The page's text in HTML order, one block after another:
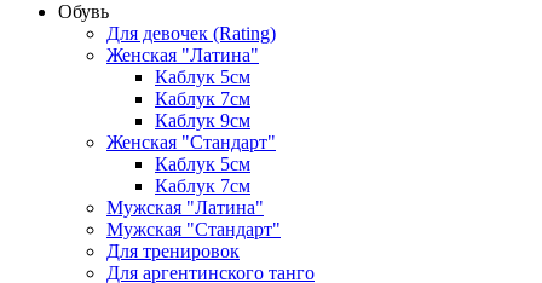
Обувь
Для девочек (Rating)
Женская "Латина"
Каблук 5см
Каблук 7см
Каблук 9см
Женская "Стандарт"
Каблук 5см
Каблук 7см
Мужская "Латина"
Мужская "Стандарт"
Для тренировок
Для аргентинского танго